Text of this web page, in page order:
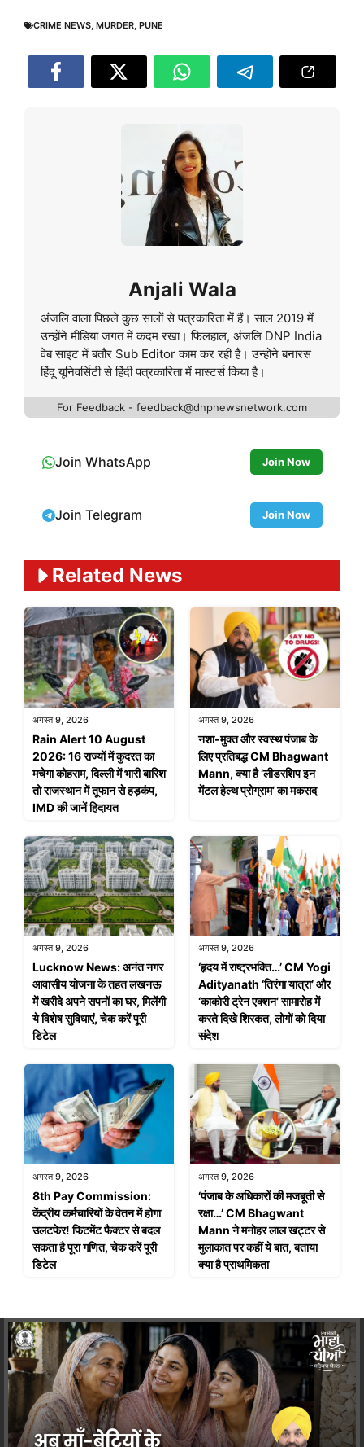
CRIME NEWS, MURDER, PUNE
Anjali Wala
अंजलि वाला पिछले कुछ सालों से पत्रकारिता में हैं। साल 2019 में
उन्होंने मीडिया जगत में कदम रखा। फिलहाल, अंजलि DNP India
वेब साइट में बतौर Sub Editor काम कर रही हैं। उन्होंने बनारस
हिंदू यूनिवर्सिटी से हिंदी पत्रकारिता में मास्टर्स किया है।
For Feedback - feedback@dnpnewsnetwork.com
Join WhatsApp Join Now
Join Telegram Join Now
Related News
अगस्त 9, 2026
Rain Alert 10 August
2026: 16 राज्यों में कुदरत का
मचेगा कोहराम, दिल्ली में भारी बारिश
तो राजस्थान में तूफान से हड़कंप,
IMD की जानें हिदायत
अगस्त 9, 2026
नशा-मुक्त और स्वस्थ पंजाब के
लिए प्रतिबद्ध CM Bhagwant
Mann, क्या है ‘लीडरशिप इन
मेंटल हेल्थ प्रोग्राम’ का मकसद
अगस्त 9, 2026
Lucknow News: अनंत नगर
आवासीय योजना के तहत लखनऊ
में खरीदे अपने सपनों का घर, मिलेंगी
ये विशेष सुविधाएं, चेक करें पूरी
डिटेल
अगस्त 9, 2026
‘हृदय में राष्ट्रभक्ति…’ CM Yogi
Adityanath ‘तिरंगा यात्रा’ और
‘काकोरी ट्रेन एक्शन’ सामारोह में
करते दिखे शिरकत, लोगों को दिया
संदेश
अगस्त 9, 2026
8th Pay Commission:
केंद्रीय कर्मचारियों के वेतन में होगा
उलटफेर! फिटमेंट फैक्टर से बदल
सकता है पूरा गणित, चेक करें पूरी
डिटेल
अगस्त 9, 2026
‘पंजाब के अधिकारों की मजबूती से
रक्षा…’ CM Bhagwant
Mann ने मनोहर लाल खट्टर से
मुलाकात पर कहीं ये बात, बताया
क्या है प्राथमिकता